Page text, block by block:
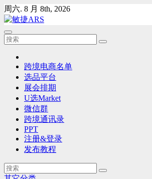
Skip
to
content
周六. 8 月 8th, 2026
跨境电商名单
选品平台
展会排期
U选Market
微信群
跨境通讯录
PPT
注册&登录
发布教程